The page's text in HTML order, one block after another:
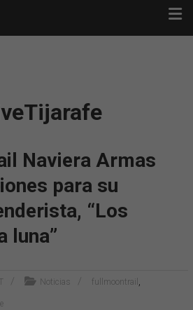
Naviera Armas
para su
“Los
luna”
Noticias fullmoontrail ,